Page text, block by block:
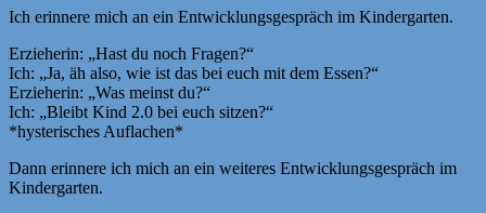
Ich erinnere mich an ein Entwicklungsgespräch im Kindergarten.
Erzieherin: „Hast du noch Fragen?“
Ich: „Ja, äh also, wie ist das bei euch mit dem Essen?“
Erzieherin: „Was meinst du?“
Ich: „Bleibt Kind 2.0 bei euch sitzen?“
*hysterisches Auflachen*
Dann erinnere ich mich an ein weiteres Entwicklungsgespräch im
Kindergarten.